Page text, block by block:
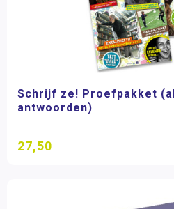
Schrijf ze! Proefpakket
antwoorden)
27,50